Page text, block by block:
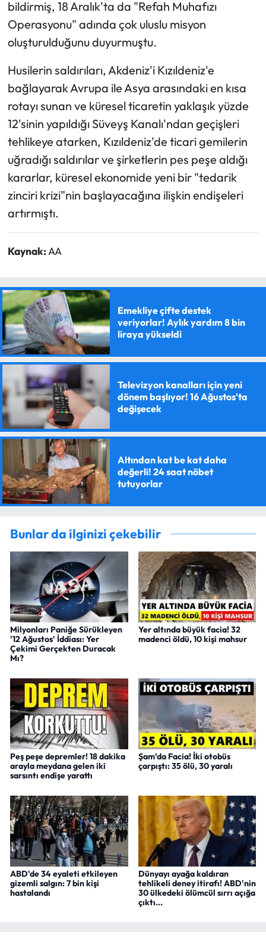
bildirmiş, 18 Aralık'ta da "Refah Muhafızı
Operasyonu" adında çok uluslu misyon
oluşturulduğunu duyurmuştu.
Husilerin saldırıları, Akdeniz'i Kızıldeniz'e
bağlayarak Avrupa ile Asya arasındaki en kısa
rotayı sunan ve küresel ticaretin yaklaşık yüzde
12'sinin yapıldığı Süveyş Kanalı'ndan geçişleri
tehlikeye atarken, Kızıldeniz'de ticari gemilerin
uğradığı saldırılar ve şirketlerin pes peşe aldığı
kararlar, küresel ekonomide yeni bir "tedarik
zinciri krizi"nin başlayacağına ilişkin endişeleri
artırmıştı.
Kaynak: AA
Emekliye çifte destek
veriyorlar! Aylık yardım 8 bin
liraya yükseldi
Televizyon kanalları için yeni
dönem başlıyor! 16 Ağustos'ta
değişecek
Altından kat be kat daha
değerli! 24 saat nöbet
tutuyorlar
Bunlar da ilginizi çekebilir
Milyonları Paniğe Sürükleyen
'12 Ağustos' İddiası: Yer
Çekimi Gerçekten Duracak
Mı?
Yer altında büyük facia! 32
madenci öldü, 10 kişi mahsur
Peş peşe depremler! 18 dakika
arayla meydana gelen iki
sarsıntı endişe yarattı
Şam’da Facia! İki otobüs
çarpıştı: 35 ölü, 30 yaralı
ABD'de 34 eyaleti etkileyen
gizemli salgın: 7 bin kişi
hastalandı
Dünyayı ayağa kaldıran
tehlikeli deney itirafı! ABD'nin
30 ülkedeki ölümcül sırrı açığa
çıktı...